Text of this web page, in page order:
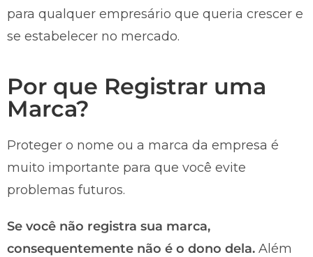
para qualquer empresário que queria crescer e
se estabelecer no mercado.
Por que Registrar uma
Marca?
Proteger o nome ou a marca da empresa é
muito importante para que você evite
problemas futuros.
Se você não registra sua marca,
consequentemente não é o dono dela. Além